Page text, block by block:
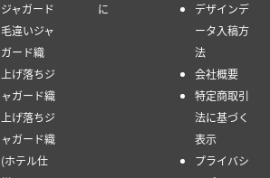
ジャガード
毛違いジャ
ガード織
上げ落ちジ
ャガード織
上げ落ちジ
ャガード織
(ホテル仕
に
デザインデ
ータ入稿方
法
会社概要
特定商取引
法に基づく
表示
プライバシ